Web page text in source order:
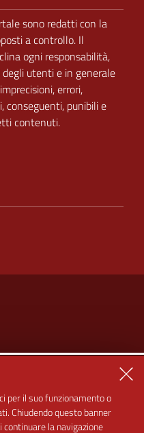
sono redatti con la
acontrollo. Il
ogni responsabilità,
utenti e in generale
errori,
conseguenti, punibili e
contenuti.
per il suo funzionamento o
Chiudendo questo banner
la navigazione